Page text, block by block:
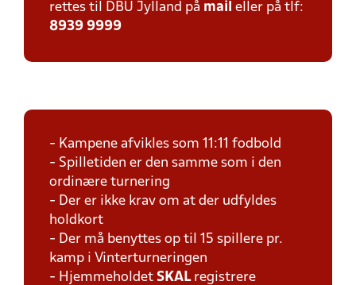
rettes til DBU Jylland på mail eller på tlf:
8939 9999
- Kampene afvikles som 11:11 fodbold
- Spilletiden er den samme som i den
ordinære turnering
- Der er ikke krav om at der udfyldes
holdkort
- Der må benyttes op til 15 spillere pr.
kamp i Vinterturneringen
- Hjemmeholdet SKAL registrere